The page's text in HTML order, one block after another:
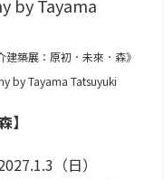
築展：原初．未來．森》
by Tayama Tatsuyuki
】
（日）